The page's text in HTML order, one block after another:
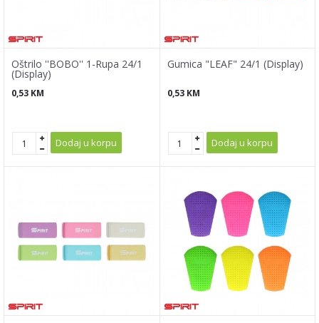
Oštrilo ''BOBO'' 1-Rupa 24/1
(Display)
0,53 KM
Dodaj u korpu
Gumica "LEAF" 24/1 (Display)
0,53 KM
Dodaj u korpu